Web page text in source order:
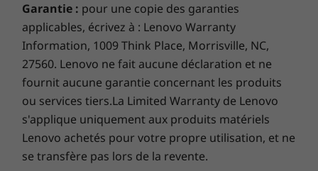
Protégez vos données et vous-même avec des
fonctionnalités ThinkShield améliorées comme
ThinkShutter, un couvercle de caméra Web
physique, et un écran PrivacyGuard amélioré
en option avec PrivacyAlert, pour aider à
empêcher les voisins intrusifs de lire votre
écran. Connectez-vous avec un doigt via le
lecteur d’empreinte digitale sur la puce et
laissez la puce discrète Trusted Platform
Module (dTPM) 2.0 chiffrer votre matériel.
Liste complète des spécifications pour les numéros de
pièces commençant par 20SX disponible ici
*Toutes les spécifications ne sont pas disponibles sur
lenovo.com
Les spécifications peuvent varier selon la région/le modèle et la
disponibilité
Garantie : pour une copie des garanties
applicables, écrivez à : Lenovo Warranty
Information, 1009 Think Place, Morrisville, NC,
27560. Lenovo ne fait aucune déclaration et ne
fournit aucune garantie concernant les produits
ou services tiers.La Limited Warranty de Lenovo
s'applique uniquement aux produits matériels
Lenovo achetés pour votre propre utilisation, et ne
se transfère pas lors de la revente.